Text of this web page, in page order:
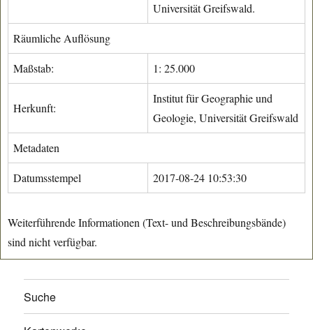
Universität Greifswald.
Räumliche Auflösung
Maßstab: 1: 25.000
Herkunft:
Institut für Geographie und
Geologie, Universität Greifswald
Metadaten
Datumsstempel 2017-08-24 10:53:30
Weiterführende Informationen (Text- und Beschreibungsbände)
sind nicht verfügbar.
Suche